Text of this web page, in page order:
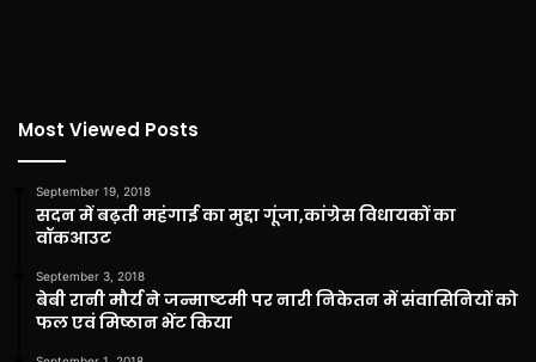
Most Viewed Posts
September 19, 2018
सदन में बढ़ती महंगाई का मुद्दा गूंजा,कांग्रेस विधायकों का
वॉकआउट
September 3, 2018
बेबी रानी मौर्य ने जन्माष्टमी पर नारी निकेतन में संवासिनियों को
फल एवं मिष्ठान भेंट किया